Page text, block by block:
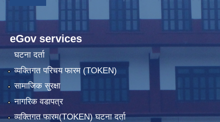
eGov services
घटना दर्ता
व्यक्तिगत परिचय फारम (TOKEN)
सामाजिक सुरक्षा
नागरिक वडापत्र
व्यक्तिगत फारम(TOKEN) घटना दर्ता